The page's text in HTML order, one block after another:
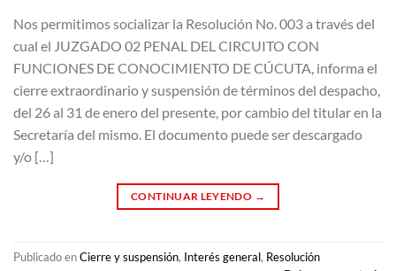
Nos permitimos socializar la Resolución No. 003 a través del
cual el JUZGADO 02 PENAL DEL CIRCUITO CON
FUNCIONES DE CONOCIMIENTO DE CÚCUTA, informa el
cierre extraordinario y suspensión de términos del despacho,
del 26 al 31 de enero del presente, por cambio del titular en la
Secretaría del mismo. El documento puede ser descargado
y/o […]
CONTINUAR LEYENDO →
Publicado enCierre y suspensión, Interés general, Resolución